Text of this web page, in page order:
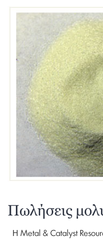
Πωλήσεις
Η Metal & Catalyst